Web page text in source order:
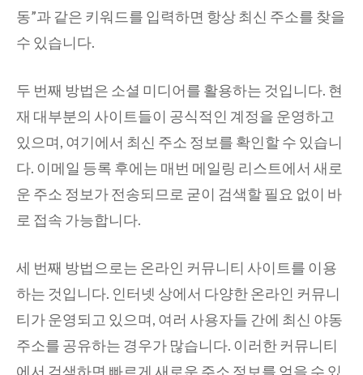
동”과 같은 키워드를 입력하면 항상 최신 주소를 찾을
수 있습니다.
두 번째 방법은 소셜 미디어를 활용하는 것입니다. 현
재 대부분의 사이트들이 공식적인 계정을 운영하고
있으며, 여기에서 최신 주소 정보를 확인할 수 있습니
다. 이메일 등록 후에는 매번 메일링 리스트에서 새로
운 주소 정보가 전송되므로 굳이 검색할 필요 없이 바
로 접속 가능합니다.
세 번째 방법으로는 온라인 커뮤니티 사이트를 이용
하는 것입니다. 인터넷 상에서 다양한 온라인 커뮤니
티가 운영되고 있으며, 여러 사용자들 간에 최신 야동
주소를 공유하는 경우가 많습니다. 이러한 커뮤니티
에서 검색하면 빠르게 새로운 주소 정보를 얻을 수 있